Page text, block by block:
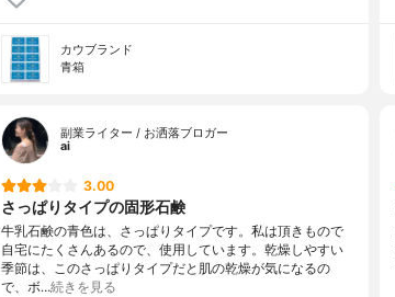
カウブランド
青箱
副業ライター / お洒落ブロガー
ai
3.00
さっぱりタイプの固形石鹸
牛乳石鹸の青色は、さっぱりタイプです。私は頂きもので
自宅にたくさんあるので、使用しています。乾燥しやすい
季節は、このさっぱりタイプだと肌の乾燥が気になるの
で、ボ…続きを見る